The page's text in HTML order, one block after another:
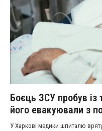
Боєць ЗСУ пробув
його евакуювали з
У Харкові медики шпиталю